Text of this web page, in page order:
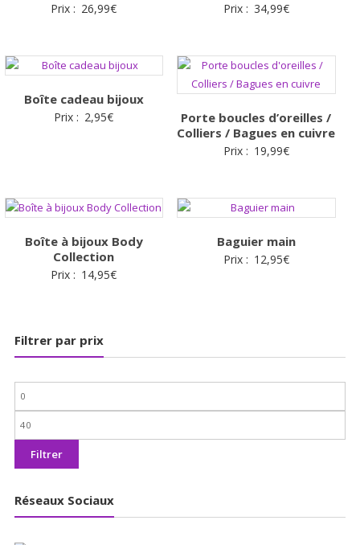
Prix : 26,99€ Prix : 34,99€
Boîte cadeau bijoux
Prix : 2,95€
Porte boucles d’oreilles /
Colliers / Bagues en cuivre
Prix : 19,99€
Boîte à bijoux Body
Collection
Prix : 14,95€
Baguier main
Prix : 12,95€
Filtrer par prix
Prix
min
Prix
max
Filtrer
Réseaux Sociaux